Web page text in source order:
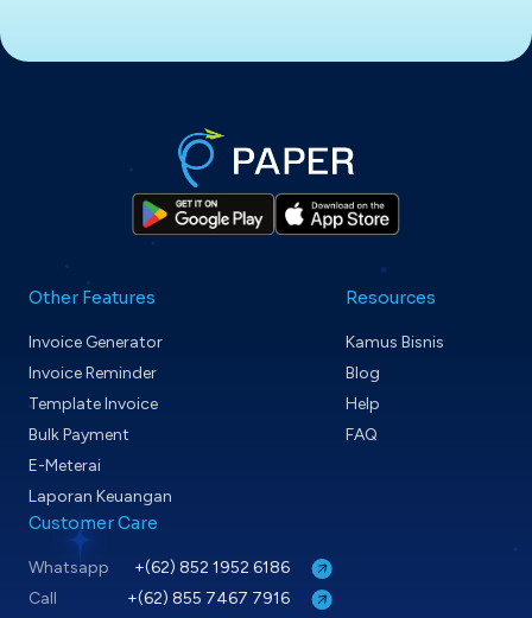
Other Features
Invoice Generator
Invoice Reminder
Template Invoice
Bulk Payment
E-Meterai
Laporan Keuangan
Resources
Kamus Bisnis
Blog
Help
FAQ
Customer Care
Whatsapp
+(62) 852 1952 6186
Call
+(62) 855 7467 7916